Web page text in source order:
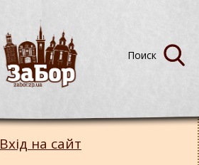
Вхід на сайт